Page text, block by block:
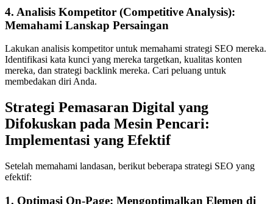
4. Analisis Kompetitor (Competitive Analysis):
Memahami Lanskap Persaingan
Lakukan analisis kompetitor untuk memahami strategi SEO mereka.
Identifikasi kata kunci yang mereka targetkan, kualitas konten
mereka, dan strategi backlink mereka. Cari peluang untuk
membedakan diri Anda.
Strategi Pemasaran Digital yang
Difokuskan pada Mesin Pencari:
Implementasi yang Efektif
Setelah memahami landasan, berikut beberapa strategi SEO yang
efektif:
1. Optimasi On-Page: Mengoptimalkan Elemen di